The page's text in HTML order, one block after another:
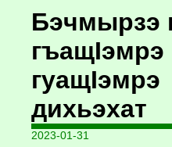
Бэчмырзэ
гъащIэмрэ
гуащIэмрэ
дихьэхат
2023-01-31